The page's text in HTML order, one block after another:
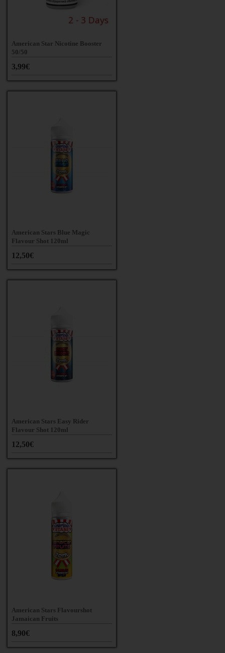
American Star Nicotine Booster
50/50
3,99€
American Stars Blue Magic
Flavour Shot 120ml
12,50€
American Stars Easy Rider
Flavour Shot 120ml
12,50€
American Stars Flavourshot
Jamaican Fruits
8,90€